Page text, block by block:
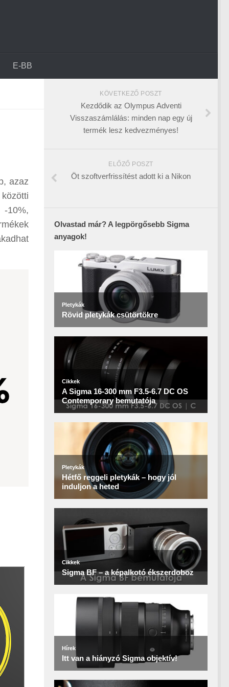
E-BB
azaz
-10%,
KÖVETKEZŐ POSZT
Kezdődik az Olympus Adventi
Visszaszámlálás: minden nap egy új
termék lesz kedvezményes!
ELŐZŐ POSZT
Öt szoftverfrissítést adott ki a Nikon
Olvastad már? A legpörgősebb Sigma
anyagok!